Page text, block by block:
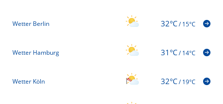
Wetter Berlin 32°C/15°C
Wetter Hamburg 31°C/14°C
Wetter Köln 32°C/19°C